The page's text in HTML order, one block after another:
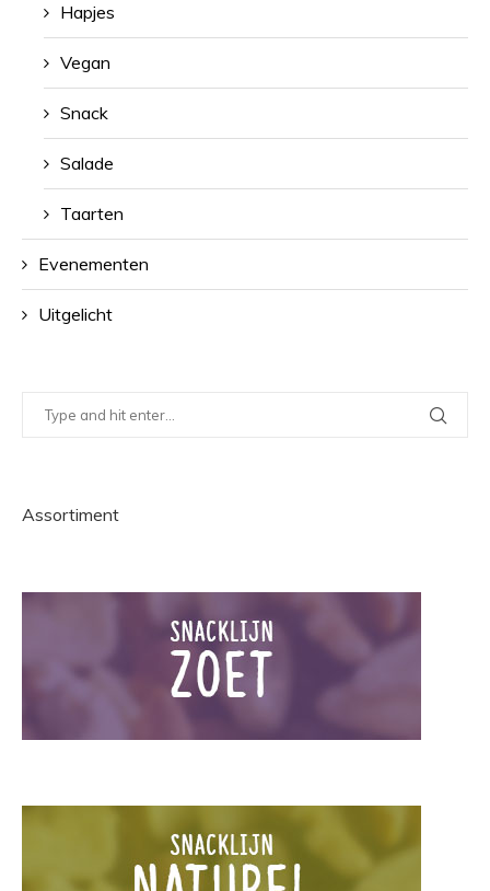
Hapjes
Vegan
Snack
Salade
Taarten
Evenementen
Uitgelicht
Assortiment